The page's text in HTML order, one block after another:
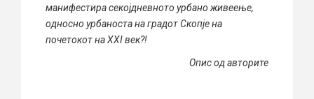
манифестира секојдневното урбано живеење,
односно урбаноста на градот Скопје на
почетокот на XXI век?!
Опис од авторите